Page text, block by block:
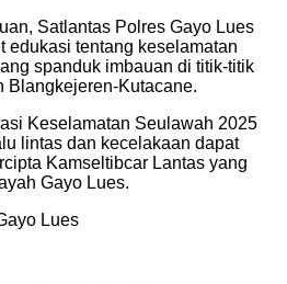
Satlantas Polres Gayo Lues
edukasi tentang keselamatan
spanduk imbauan di titik-titik
Blangkejeren-Kutacane.
Keselamatan Seulawah 2025
lintas dan kecelakaan dapat
Kamseltibcar Lantas yang
Gayo Lues.
Lues